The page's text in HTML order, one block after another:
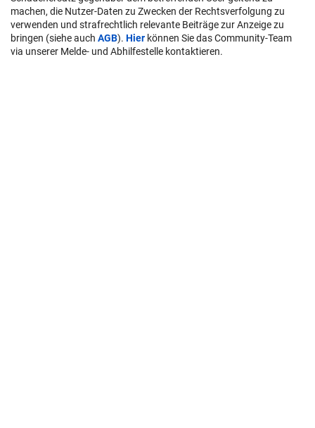
machen, die Nutzer-Daten zu Zwecken der Rechtsverfolgung zu
verwenden und strafrechtlich relevante Beiträge zur Anzeige zu
bringen (siehe auch AGB). Hier können Sie das Community-Team
via unserer Melde- und Abhilfestelle kontaktieren.